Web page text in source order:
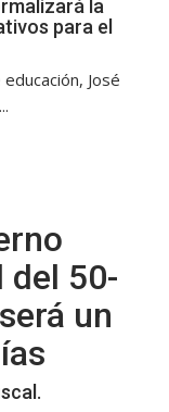
la
para el
José
del 50-
un